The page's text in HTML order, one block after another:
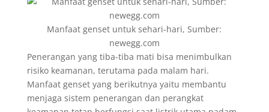
Manfaat genset untuk sehari-hari, Sumber:
newegg.com
Penerangan yang tiba-tiba mati bisa menimbulkan
risiko keamanan, terutama pada malam hari.
Manfaat genset yang berikutnya yaitu membantu
menjaga sistem penerangan dan perangkat